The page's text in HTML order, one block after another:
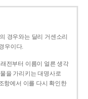
경우와는 달리 거센소리
우이다.
전부터 이름이 얼른 생각
을 가리키는 대명사로
항에서 이를 다시 확인한